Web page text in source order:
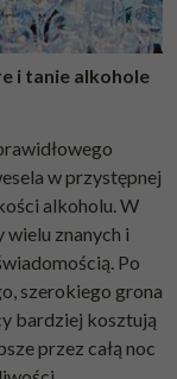
i tanie alkohole
w przystępnej
alkoholu. W
znanych i
Po
szerokiego grona
bardziej kosztują
przez całą noc